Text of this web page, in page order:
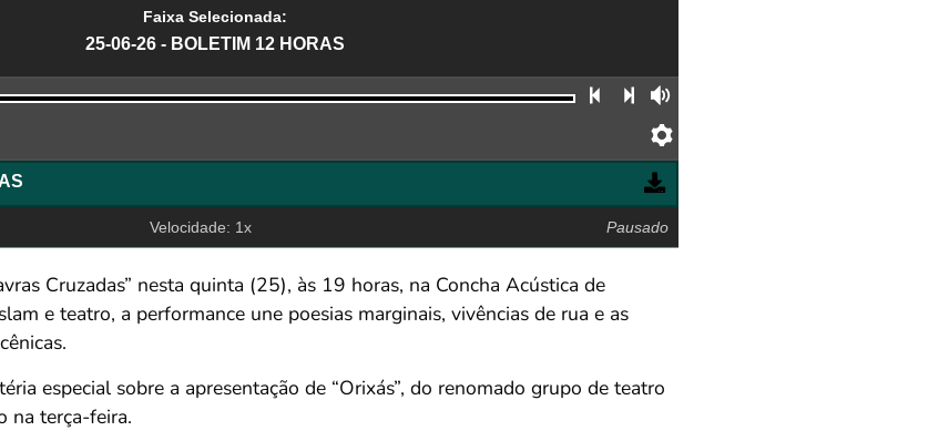
Faixa Selecionada:
25-06-26 - BOLETIM 12 HORAS
Faixa anterior
Próxima faixa
Preferências
Velocidade: 1x Pausado
Cruzadas” nesta quinta (25), às 19 horas, na Concha Acústica de
e teatro, a performance une poesias marginais, vivências de rua e as
especial sobre a apresentação de “Orixás”, do renomado grupo de teatro
na terça-feira.